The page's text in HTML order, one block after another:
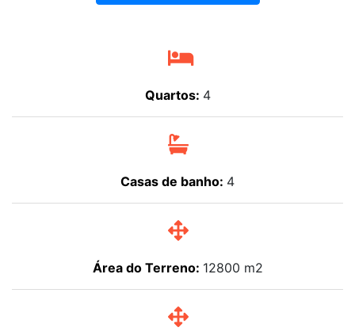
Quartos: 4
Casas de banho: 4
Área do Terreno: 12800 m2